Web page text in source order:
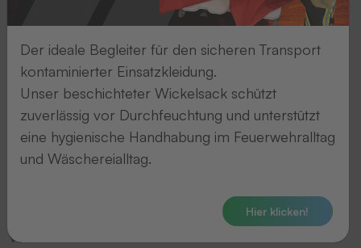
die
Ausbildung
bei
THERMOTEX
so
ist?
von
Der ideale Begleiter für den sicheren Transport
kontaminierter Einsatzkleidung.
Unser beschichteter Wickelsack schützt
zuverlässig vor Durchfeuchtung und unterstützt
eine hygienische Handhabung im Feuerwehralltag
und Wäschereialltag.
Hier klicken!